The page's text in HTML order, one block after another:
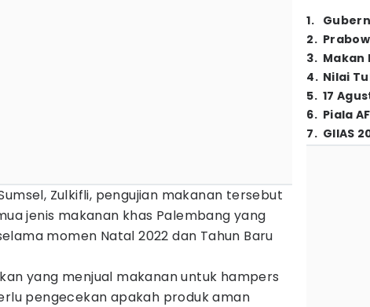
Zulkifli, pengujian makanan tersebut
jenis makanan khas Palembang yang
momen Natal 2022 dan Tahun Baru
yang menjual makanan untuk hampers
pengecekan apakah produk aman
1.
2.
3. Makan
4. Nilai
5. 17
6. Piala
7. GIIAS